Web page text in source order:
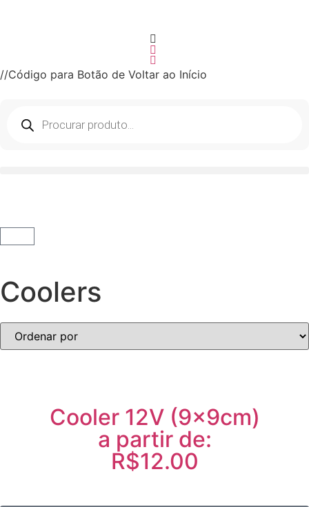
//Código para Botão de Voltar ao Início
Coolers
Cooler 12V (9x9cm)
a partir de:
R$12.00